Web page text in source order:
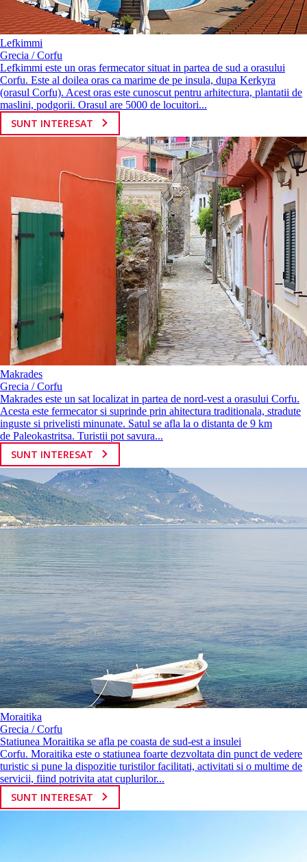
Lefkimmi
Grecia / Corfu
Lefkimmi este un oras fermecator situat in partea de sud a orasului
Corfu. Este al doilea oras ca marime de pe insula, dupa Kerkyra
(orasul Corfu). Acest oras este cunoscut pentru arhitectura, plantatii de
maslini, podgorii. Orasul are 5000 de locuitori...
SUNT INTERESAT
Makrades
Grecia / Corfu
Makrades este un sat localizat in partea de nord-vest a orasului Corfu.
Acesta este fermecator si suprinde prin ahitectura traditionala, stradute
inguste si privelisti minunate. Satul se afla la o distanta de 9 km
de Paleokastritsa. Turistii pot savura...
SUNT INTERESAT
Moraitika
Grecia / Corfu
Statiunea Moraitika se afla pe coasta de sud-est a insulei
Corfu. Moraitika este o statiunea foarte dezvoltata din punct de vedere
turistic si pune la dispozitie turistilor facilitati, activitati si o multime de
servicii, fiind potrivita atat cuplurilor...
SUNT INTERESAT